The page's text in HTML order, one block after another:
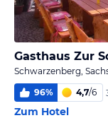
Gasthaus Zur
Schwarzenberg,
96% 4,7/6
Zum Hotel